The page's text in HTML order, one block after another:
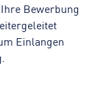
Bewerbung
Einlangen